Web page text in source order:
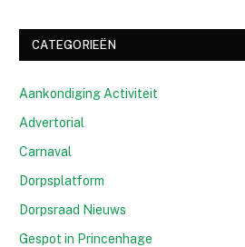
CATEGORIEËN
Aankondiging Activiteit
Advertorial
Carnaval
Dorpsplatform
Dorpsraad Nieuws
Gespot in Princenhage